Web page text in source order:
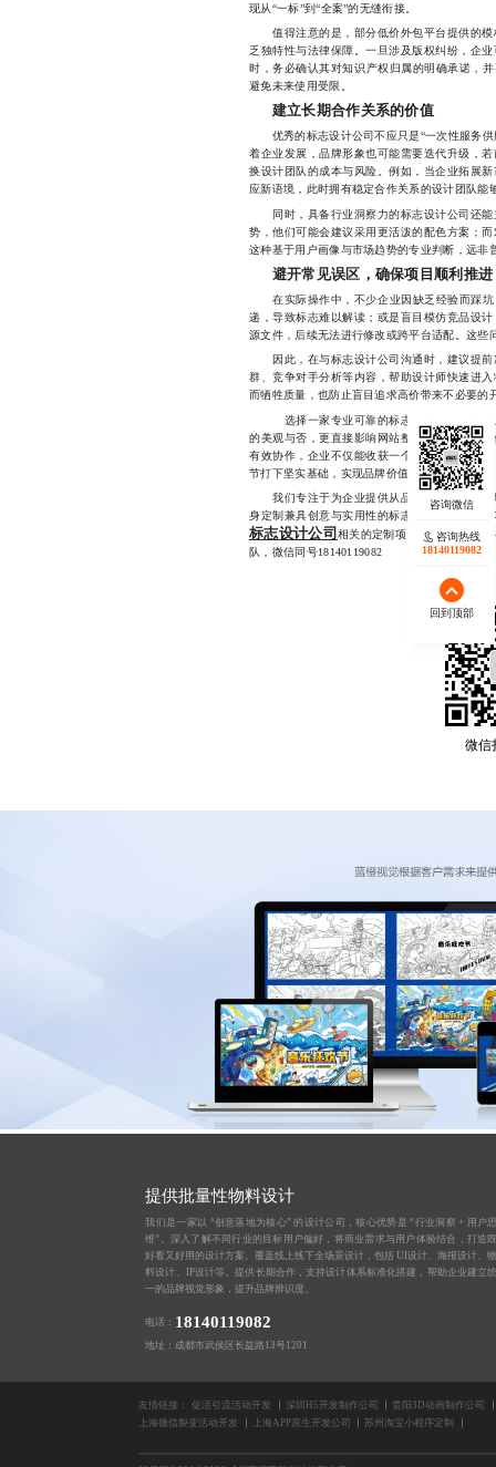
现从“一标”到“全案”的无缝衔接。
值得注意的是，部分低价外包平台提供的模
乏独特性与法律保障。一旦涉及版权纠纷，企
时，务必确认其对知识产权归属的明确承诺，
避免未来使用受限。
建立长期合作关系的价值
优秀的标志设计公司不应只是“一次性服务供
着企业发展，品牌形象也可能需要迭代升级，
换设计团队的成本与风险。例如，当企业拓展
应新语境，此时拥有稳定合作关系的设计团队能
同时，具备行业洞察力的标志设计公司还能
势，他们可能会建议采用更活泼的配色方案；
这种基于用户画像与市场趋势的专业判断，远非
避开常见误区，确保项目顺利推进
在实际操作中，不少企业因缺乏经验而踩坑
递，导致标志难以解读；或是盲目模仿竞品设
源文件，后续无法进行修改或跨平台适配。这些
因此，在与标志设计公司沟通时，建议提前
群、竞争对手分析等内容，帮助设计师快速进
而牺牲质量，也防止盲目追求高价带来不必要的
选择一家专业可靠的标志设计公司，本质
的美观与否，更直接影响网站整体气质、用户
有效协作，企业不仅能收获一个高辨识度的标
节打下坚实基础，实现品牌价值的可持续增长。
我们专注于为企业提供从品牌定位到视觉落
身定制兼具创意与实用性的标志设计方案，已
标志设计公司相关的定制项目，如果您正在
队，微信同号18140119082
微信
咨询热线
18140119082
回到顶部
提供批量性物料设计
我们是一家以 “创意落地为核心” 的设计公司，核心优势是 “行业洞察 + 用户
维”。深入了解不同行业的目标用户偏好，将商业需求与用户体验结合，打造
好看又好用的设计方案。覆盖线上线下全场景设计，包括 UI设计、海报设计、
料设计、IP设计等。提供长期合作，支持设计体系标准化搭建，帮助企业建立
一的品牌视觉形象，提升品牌辨识度。
电话： 18140119082
地址：成都市武侯区长益路13号1201
友情链接： 促活引流活动开发 深圳H5开发制作公司
贵阳3D动画制作公司
上海微信裂变活动开发
上海APP原生开发公司 苏州淘宝小程序定制